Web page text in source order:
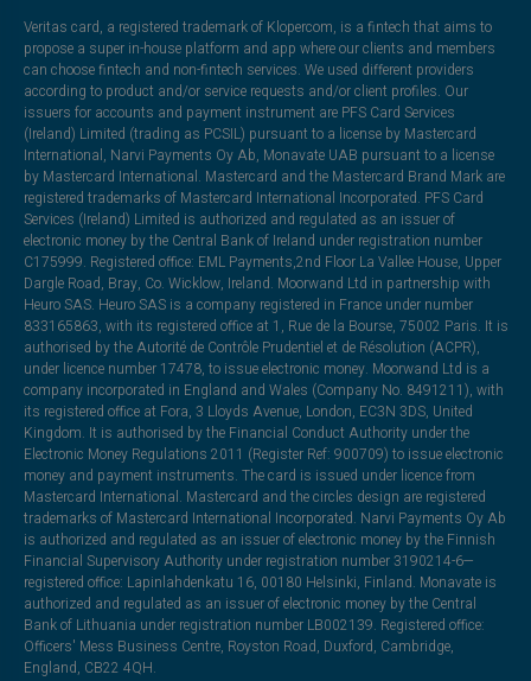
Veritas card, a registered trademark of Klopercom, is a fintech that aims to
propose a super in-house platform and app where our clients and members
can choose fintech and non-fintech services. We used different providers
according to product and/or service requests and/or client profiles. Our
issuers for accounts and payment instrument are PFS Card Services
(Ireland) Limited (trading as PCSIL) pursuant to a license by Mastercard
International, Narvi Payments Oy Ab, Monavate UAB pursuant to a license
by Mastercard International. Mastercard and the Mastercard Brand Mark are
registered trademarks of Mastercard International Incorporated. PFS Card
Services (Ireland) Limited is authorized and regulated as an issuer of
electronic money by the Central Bank of Ireland under registration number
C175999. Registered office: EML Payments,2nd Floor La Vallee House, Upper
Dargle Road, Bray, Co. Wicklow, Ireland. Moorwand Ltd in partnership with
Heuro SAS. Heuro SAS is a company registered in France under number
833165863, with its registered office at 1, Rue de la Bourse, 75002 Paris. It is
authorised by the Autorité de Contrôle Prudentiel et de Résolution (ACPR),
under licence number 17478, to issue electronic money. Moorwand Ltd is a
company incorporated in England and Wales (Company No. 8491211), with
its registered office at Fora, 3 Lloyds Avenue, London, EC3N 3DS, United
Kingdom. It is authorised by the Financial Conduct Authority under the
Electronic Money Regulations 2011 (Register Ref: 900709) to issue electronic
money and payment instruments. The card is issued under licence from
Mastercard International. Mastercard and the circles design are registered
trademarks of Mastercard International Incorporated. Narvi Payments Oy Ab
is authorized and regulated as an issuer of electronic money by the Finnish
Financial Supervisory Authority under registration number 3190214-6—
registered office: Lapinlahdenkatu 16, 00180 Helsinki, Finland. Monavate is
authorized and regulated as an issuer of electronic money by the Central
Bank of Lithuania under registration number LB002139. Registered office:
Officers' Mess Business Centre, Royston Road, Duxford, Cambridge,
England, CB22 4QH.